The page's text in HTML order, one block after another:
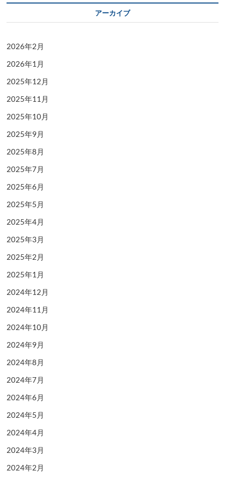
アーカイブ
2026年2月
2026年1月
2025年12月
2025年11月
2025年10月
2025年9月
2025年8月
2025年7月
2025年6月
2025年5月
2025年4月
2025年3月
2025年2月
2025年1月
2024年12月
2024年11月
2024年10月
2024年9月
2024年8月
2024年7月
2024年6月
2024年5月
2024年4月
2024年3月
2024年2月